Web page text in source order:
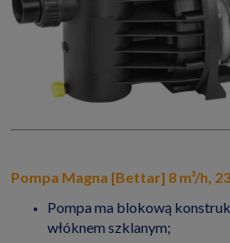
Pompa Magna [Bettar] 8 m³/h,
Pompa ma blokową
włóknem szklanym;